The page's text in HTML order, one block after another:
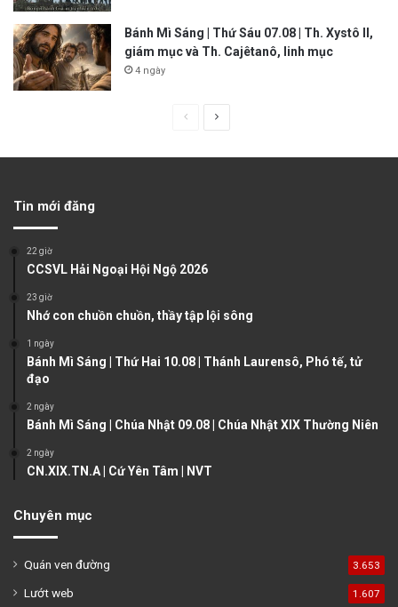
Bánh Mì Sáng | Thứ Sáu 07.08 | Th. Xystô II,
giám mục và Th. Cajêtanô, linh mục
4 ngày
u
p
g
Tin mới đăng
22 giờ
CCSVL Hải Ngoại Hội Ngộ 2026
23 giờ
Nhớ con chuồn chuồn, thầy tập lội sông
1 ngày
Bánh Mì Sáng | Thứ Hai 10.08 | Thánh Laurensô, Phó tế, tử
đạo
2 ngày
Bánh Mì Sáng | Chúa Nhật 09.08 | Chúa Nhật XIX Thường Niên
2 ngày
CN.XIX.TN.A | Cứ Yên Tâm | NVT
Chuyên mục
Quán ven đường 3.653
Lướt web 1.607